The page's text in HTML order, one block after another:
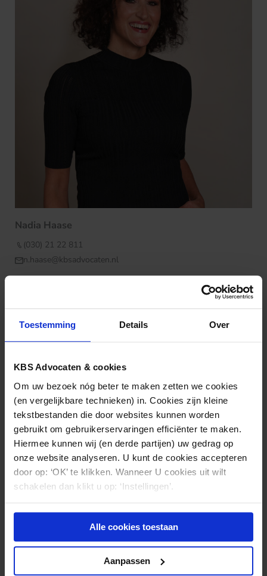
Toestemming Details Over
KBS Advocaten & cookies
Om uw bezoek nóg beter te maken zetten we cookies
(en vergelijkbare technieken) in. Cookies zijn kleine
tekstbestanden die door websites kunnen worden
gebruikt om gebruikerservaringen efficiënter te maken.
Hiermee kunnen wij (en derde partijen) uw gedrag op
onze website analyseren. U kunt de cookies accepteren
door op: ‘OK’ te klikken. Wanneer U cookies uit wilt
schakelen dan klikt u op: ‘Instellingen’.
Alle cookies toestaan
Aanpassen
Nadia Haase
(030) 21 22 811
n.haase@kbsadvocaten.nl